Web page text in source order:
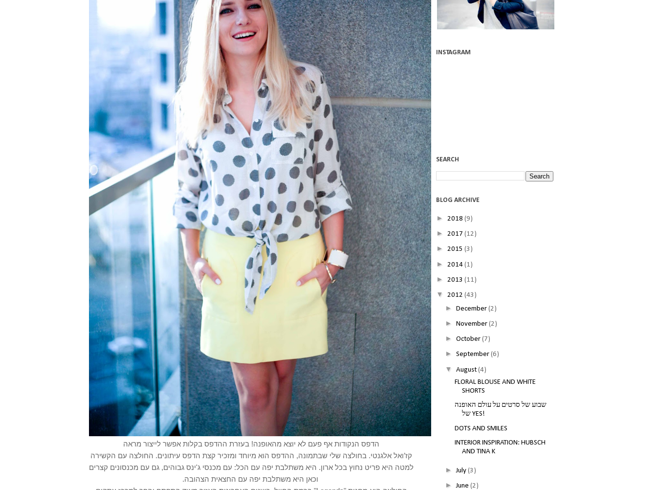
הדפס הנקודות אף פעם לא יוצא מהאופנה! בעזרת ההדפס בקלות אפשר לייצור מראה
וכאן היא משתלבת יפה עם החצאית הצהובה.
INSTAGRAM
SEARCH
BLOG ARCHIVE
► 2018 (9)
► 2017 (12)
► 2015 (3)
► 2014 (1)
► 2013 (11)
▼ 2012 (43)
► December (2)
► November (2)
► October (7)
► September (6)
▼ August (4)
FLORAL BLOUSE AND WHITE
SHORTS
שבוע של סרטים על עולם האופנה
של YES!
DOTS AND SMILES
INTERIOR INSPIRATION: HUBSCH
AND TINA K
►July (3)
►June (2)